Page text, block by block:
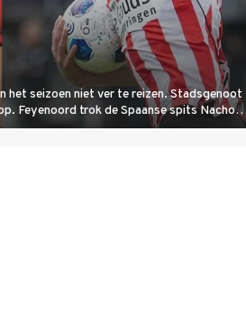
het seizoen niet ver te reizen. Stadsgenoot
Feyenoord trok de Spaanse spits Nacho